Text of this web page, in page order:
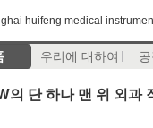
huifeng medical
우리에 대하여
의 단 하나 맨 위 외과